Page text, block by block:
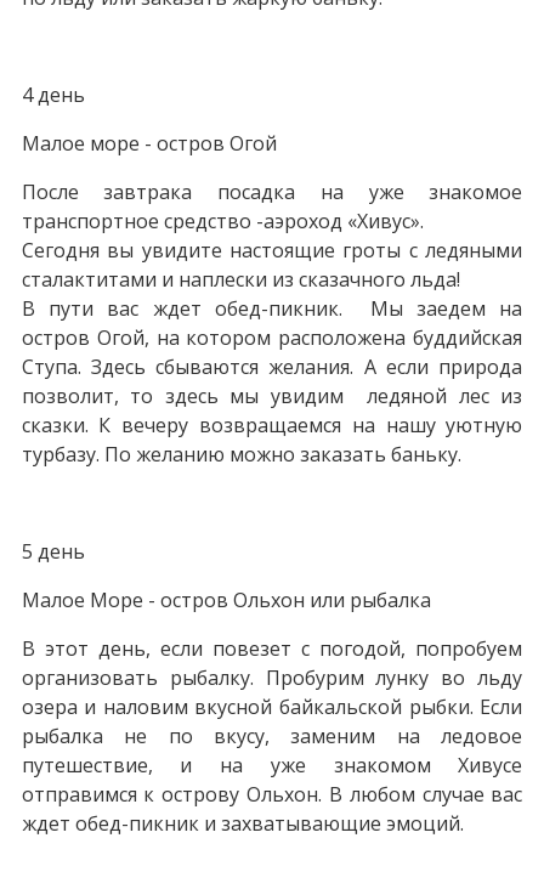
4 день
Малое море - остров Огой
После завтрака посадка на уже знакомое
транспортное средство -аэроход «Хивус».
Сегодня вы увидите настоящие гроты с ледяными
сталактитами и наплески из сказачного льда!
В пути вас ждет обед-пикник. Мы заедем на
остров Огой, на котором расположена буддийская
Ступа. Здесь сбываются желания. А если природа
позволит, то здесь мы увидим ледяной лес из
сказки. К вечеру возвращаемся на нашу уютную
турбазу. По желанию можно заказать баньку.
5 день
Малое Море - остров Ольхон или рыбалка
В этот день, если повезет с погодой, попробуем
организовать рыбалку. Пробурим лунку во льду
озера и наловим вкусной байкальской рыбки. Если
рыбалка не по вкусу, заменим на ледовое
путешествие, и на уже знакомом Хивусе
отправимся к острову Ольхон. В любом случае вас
ждет обед-пикник и захватывающие эмоций.